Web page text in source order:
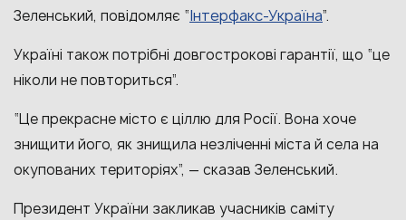
Зеленський, повідомляє “Інтерфакс-Україна”.
Україні також потрібні довгострокові гарантії, що “це
ніколи не повториться”.
“Це прекрасне місто є ціллю для Росії. Вона хоче
знищити його, як знищила незліченні міста й села на
окупованих територіях”, — сказав Зеленський.
Президент України закликав учасників саміту